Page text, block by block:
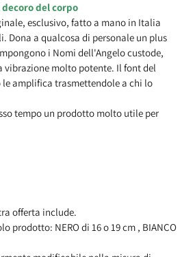
del corpo
esclusivo, fatto a mano in Italia
Dona a qualcosa di personale un plus
i Nomi dell'Angelo custode,
vibrazione molto potente. Il font del
amplifica trasmettendole a chi lo
tempo un prodotto molto utile per
offerta include.
prodotto: NERO di 16 o 19 cm , BIANCO